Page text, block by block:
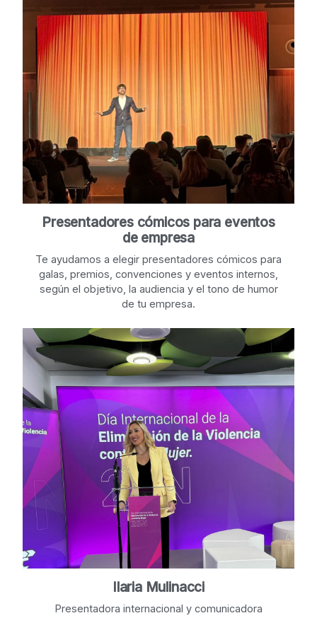
Presentadores cómicos para eventos
de empresa
Te ayudamos a elegir presentadores cómicos para
galas, premios, convenciones y eventos internos,
según el objetivo, la audiencia y el tono de humor
de tu empresa.
Ilaria Mulinacci
Presentadora internacional y comunicadora